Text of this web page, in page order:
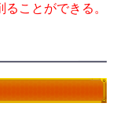
ことができる。